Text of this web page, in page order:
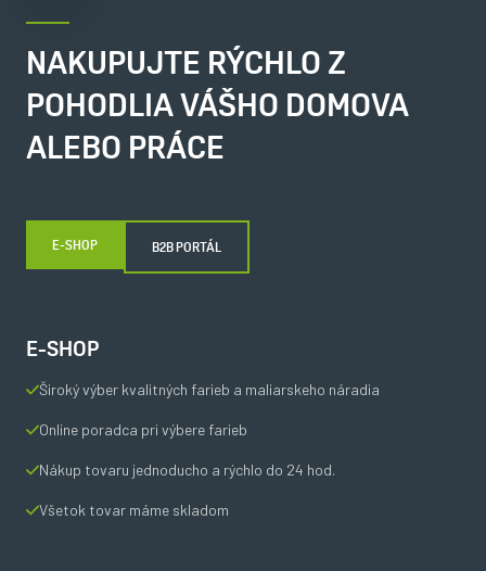
NAKUPUJTE RÝCHLO Z
POHODLIA VÁŠHO DOMOVA
ALEBO PRÁCE
E-SHOP B2B PORTÁL
E-SHOP
Široký výber kvalitných farieb a maliarskeho náradia
Online poradca pri výbere farieb
Nákup tovaru jednoducho a rýchlo do 24 hod.
Všetok tovar máme skladom